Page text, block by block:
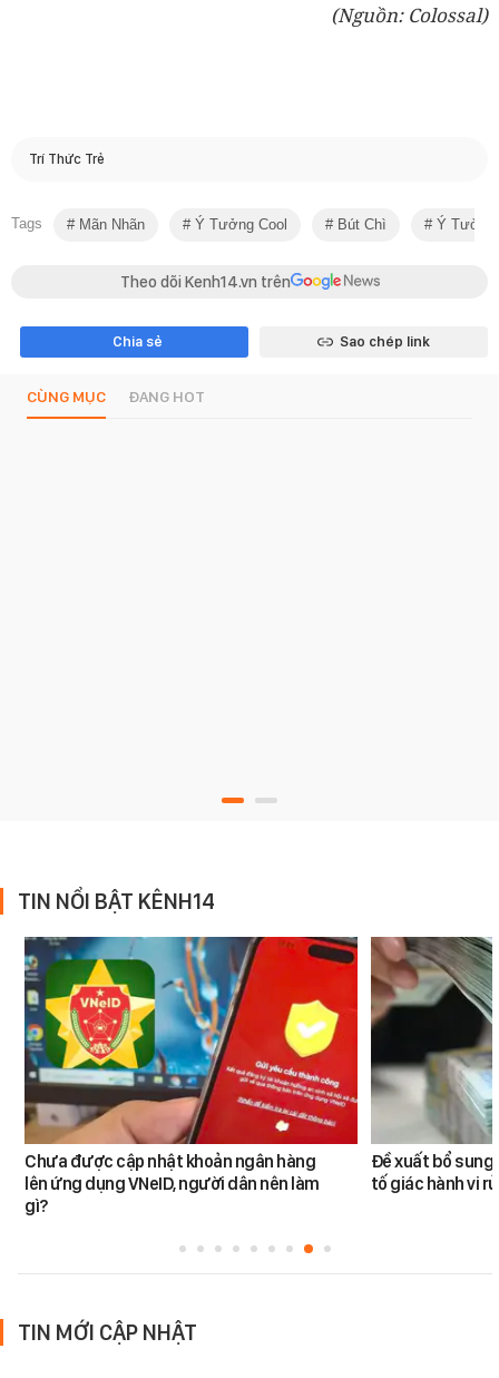
(Nguồn: Colossal)
Trí Thức Trẻ
Tags Mãn Nhãn Ý Tưởng Cool Bút Chì Ý Tưởng
Theo dõi Kenh14.vn trên
Chia sẻ Sao chép link
CÙNG MỤC ĐANG HOT
TIN NỔI BẬT KÊNH14
Chưa được cập nhật khoản ngân hàng
lên ứng dụng VNeID, người dân nên làm
gì?
Đề xuất bổ
tố giác hành vi
TIN MỚI CẬP NHẬT